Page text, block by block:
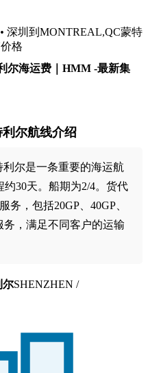
• 深圳到MONTREAL,QC蒙特
格
尔海运费｜HMM -最新集
尔航线介绍
尔是一条重要的海运航
30天。船期为2/4。货代
务，包括20GP、40GP、
，满足不同客户的运输
尔SHENZHEN /